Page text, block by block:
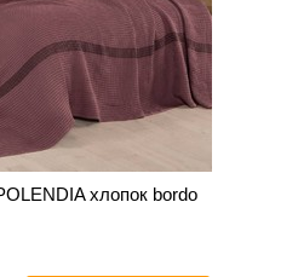
хлопок bordo